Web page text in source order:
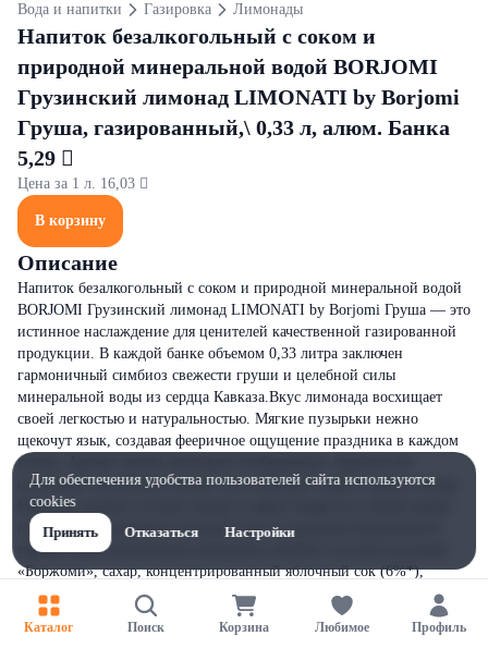
Вода и напитки Газировка Лимонады
Напиток безалкогольный с соком и
природной минеральной водой BORJOMI
Грузинский лимонад LIMONATI by Borjomi
Груша, газированный,\ 0,33 л, алюм. Банка
5,29 
Цена за 1 л. 16,03 
В корзину
Описание
Напиток безалкогольный с соком и природной минеральной водой
BORJOMI Грузинский лимонад LIMONATI by Borjomi Груша — это
истинное наслаждение для ценителей качественной газированной
продукции. В каждой банке объемом 0,33 литра заключен
гармоничный симбиоз свежести груши и целебной силы
минеральной воды из сердца Кавказа.Вкус лимонада восхищает
своей легкостью и натуральностью. Мягкие пузырьки нежно
щекочут язык, создавая фееричное ощущение праздника в каждом
глотке. Аромат груши окутывает воображение, перенося на
солнечные грузинские холмы, где созревают самые сладкие плоды.
Напиток отлично утоляет жажду и дарит бодрость в любое время
года.Состав:природная питьевая вода из родников Боржомского
ущелья, вода минеральная природная лечебно-столовая питьевая
«Боржоми», сахар, концентрированный яблочный сок (6%*),
яблочный сок (2%), концентрированный лимонный сок (1%*),
концентрированный грушевый сок (1%*), регулятор кислотности
лимонная кислота, краситель сахарный колер IV, натуральный
Каталог Поиск Корзина Любимое Профиль
Для обеспечения удобства пользователей сайта используются
cookies
Принять
Отказаться Настройки